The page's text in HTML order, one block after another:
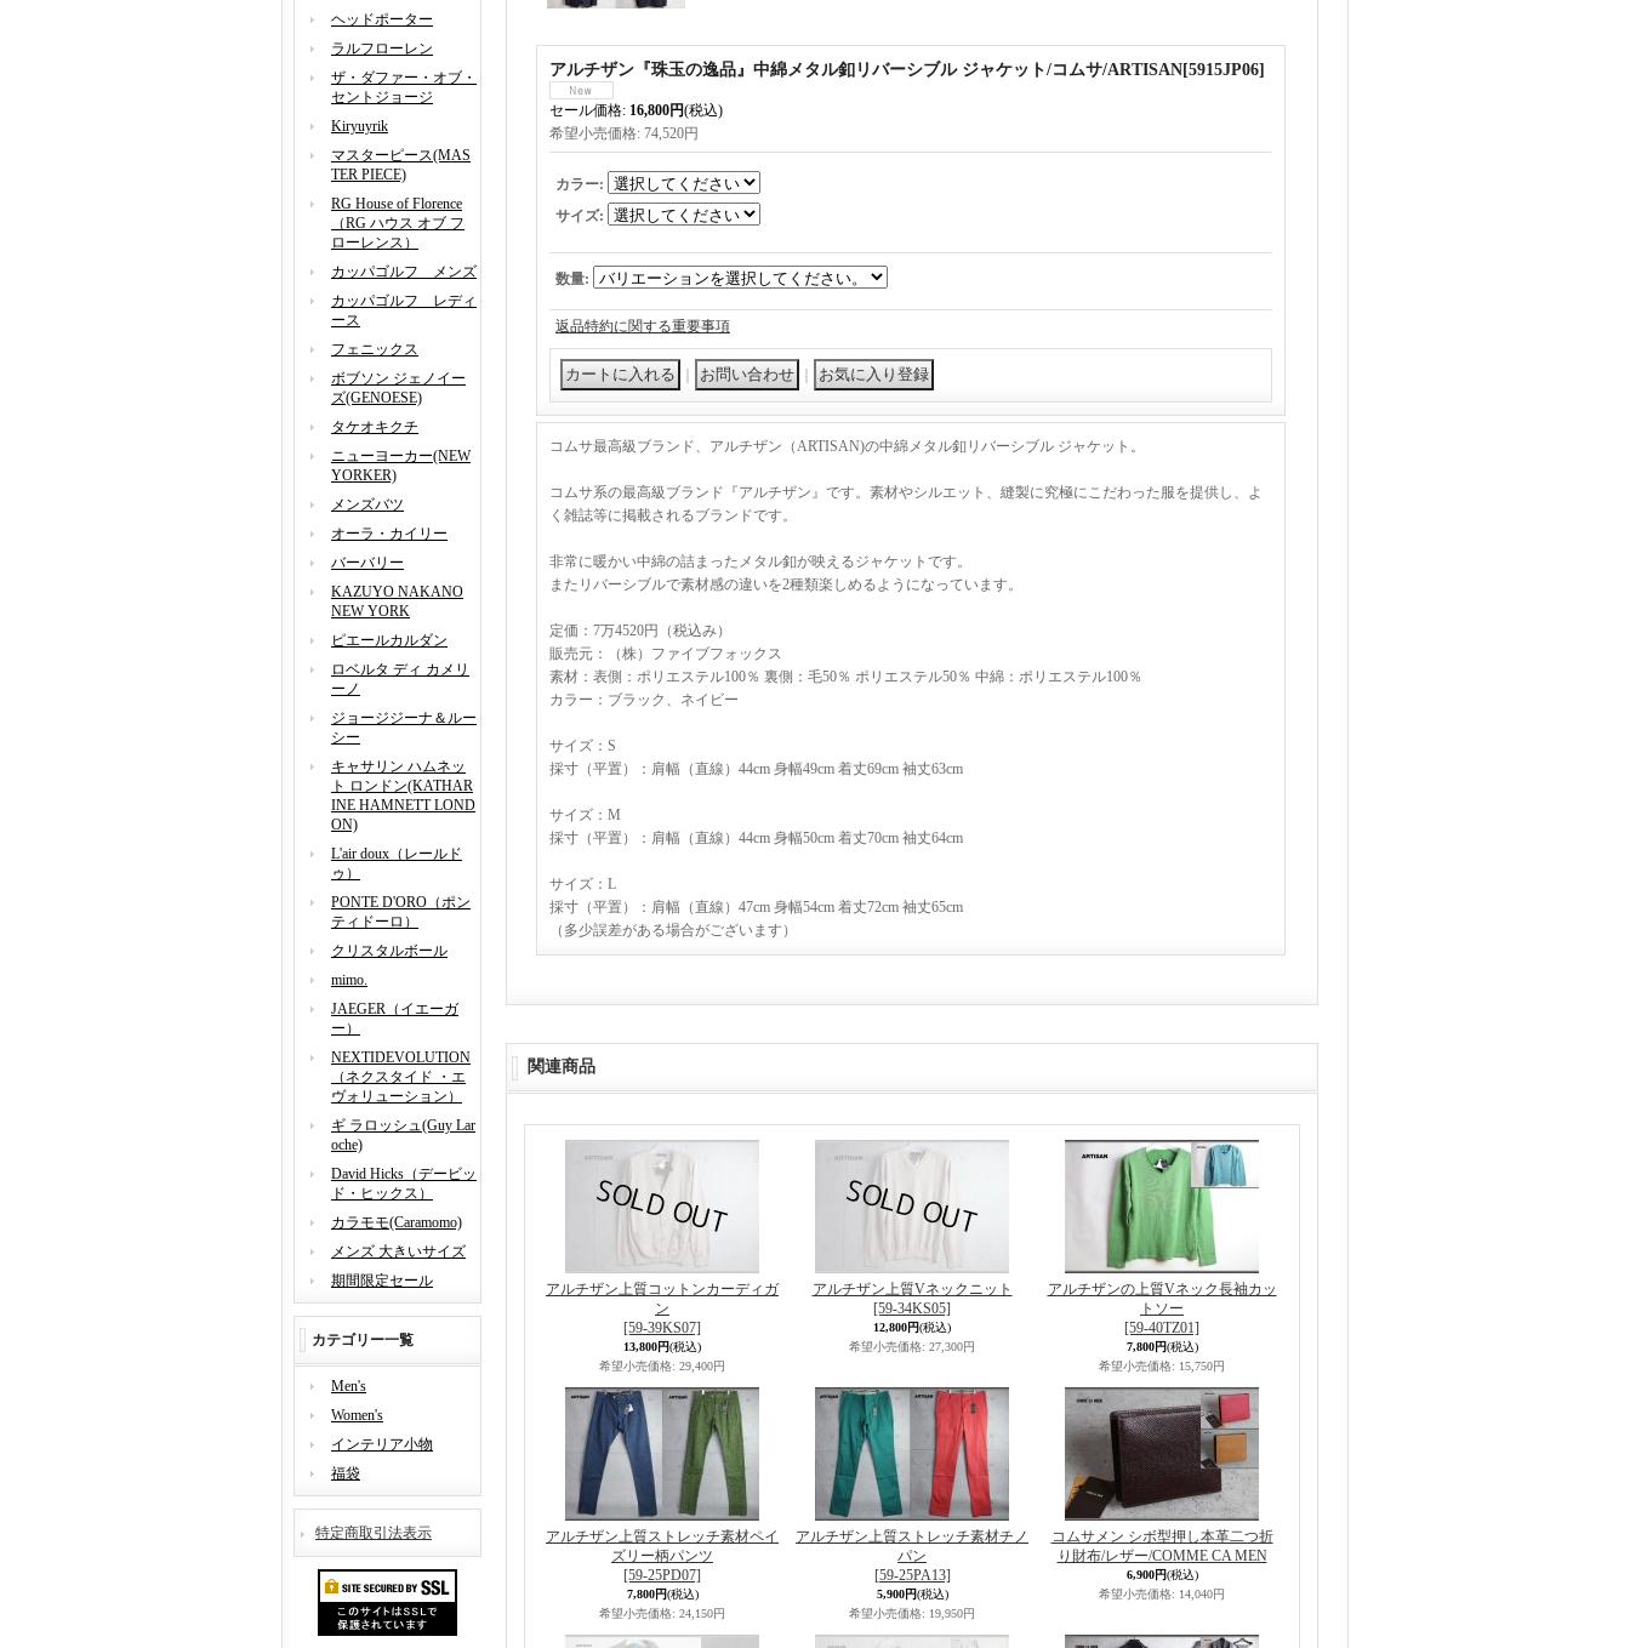
ヘッドポーター
ラルフローレン
ザ・ダファー・オブ・
セントジョージ
Kiryuyrik
マスターピース(MAS
TER PIECE)
RG House of Florence
（RG ハウス オブ フ
ローレンス）
カッパゴルフ メンズ
カッパゴルフ レディ
ース
フェニックス
ボブソン ジェノイー
ズ(GENOESE)
タケオキクチ
ニューヨーカー(NEW
YORKER)
メンズバツ
オーラ・カイリー
バーバリー
KAZUYO NAKANO
NEW YORK
ピエールカルダン
ロベルタ ディ カメリ
ーノ
ジョージジーナ＆ルー
シー
キャサリン ハムネッ
ト ロンドン(KATHAR
INE HAMNETT LOND
ON)
L'air doux（レールド
ゥ）
PONTE D'ORO（ポン
ティドーロ）
クリスタルボール
mimo.
JAEGER（イエーガ
ー）
NEXTIDEVOLUTION
（ネクスタイド ・エ
ヴォリューション）
ギ ラロッシュ(Guy Lar
oche)
David Hicks（デービッ
ド・ヒックス）
カラモモ(Caramomo)
メンズ 大きいサイズ
期間限定セール
カテゴリー一覧
Men's
Women's
インテリア小物
福袋
特定商取引法表示
アルチザン『珠玉の逸品』中綿メタル釦リバーシブル ジャケット/コムサ/ARTISAN[5915JP06]
セール価格: 16,800円(税込)
希望小売価格: 74,520円
カラー:
サイズ:
数量:
返品特約に関する重要事項
コムサ最高級ブランド、アルチザン（ARTISAN)の中綿メタル釦リバーシブル ジャケット。
コムサ系の最高級ブランド『アルチザン』です。素材やシルエット、縫製に究極にこだわった服を提供し、よ
く雑誌等に掲載されるブランドです。
非常に暖かい中綿の詰まったメタル釦が映えるジャケットです。
またリバーシブルで素材感の違いを2種類楽しめるようになっています。
定価：7万4520円（税込み）
販売元：（株）ファイブフォックス
素材：表側：ポリエステル100％ 裏側：毛50％ ポリエステル50％ 中綿：ポリエステル100％
カラー：ブラック、ネイビー
サイズ：S
採寸（平置）：肩幅（直線）44cm 身幅49cm 着丈69cm 袖丈63cm
サイズ：M
採寸（平置）：肩幅（直線）44cm 身幅50cm 着丈70cm 袖丈64cm
サイズ：L
採寸（平置）：肩幅（直線）47cm 身幅54cm 着丈72cm 袖丈65cm
（多少誤差がある場合がございます）
関連商品
アルチザン上質コットンカーディガ
ン
[59-39KS07]
13,800円(税込)
希望小売価格: 29,400円
アルチザン上質Vネックニット
[59-34KS05]
12,800円(税込)
希望小売価格: 27,300円
アルチザンの上質Vネック長袖カッ
トソー
[59-40TZ01]
7,800円(税込)
希望小売価格: 15,750円
アルチザン上質ストレッチ素材ペイ
ズリー柄パンツ
[59-25PD07]
7,800円(税込)
希望小売価格: 24,150円
アルチザン上質ストレッチ素材チノ
パン
[59-25PA13]
5,900円(税込)
希望小売価格: 19,950円
コムサメン シボ型押し本革二つ折
り財布/レザー/COMME CA MEN
6,900円(税込)
希望小売価格: 14,040円